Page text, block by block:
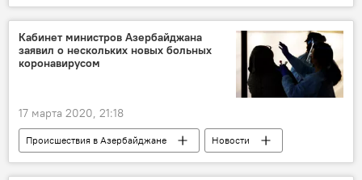
ЖИЗНЬ
Токио
Международный олимпийский комитет
Перенос
Сроки
Кабинет министров Азербайджана
заявил о нескольких новых больных
коронавирусом
17 марта 2020, 21:18
Происшествия в Азербайджане
Новости
Азербайджан
Здоровье
ЖИЗНЬ